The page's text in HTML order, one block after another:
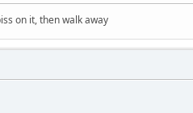
on it, then walk away